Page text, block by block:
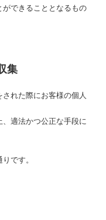
ができることとなるもの
集
れた際にお客様の個人
適法かつ公正な手段に
です。